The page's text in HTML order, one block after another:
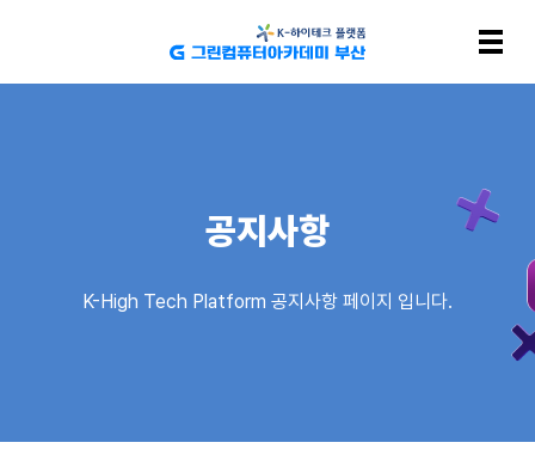
공지사항
K-High Tech Platform 공지사항 페이지 입니다.